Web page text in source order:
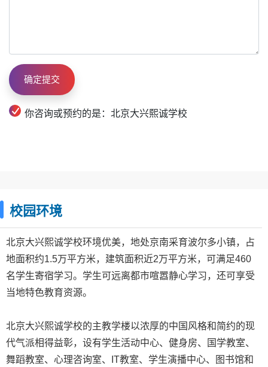
你咨询或预约的是：北京大兴熙诚学校
校园环境
北京大兴熙诚学校环境优美，地处京南采育波尔多小镇，占
地面积约1.5万平方米，建筑面积近2万平方米，可满足460
名学生寄宿学习。学生可远离都市喧嚣静心学习，还可享受
当地特色教育资源。
北京大兴熙诚学校的主教学楼以浓厚的中国风格和简约的现
代气派相得益彰，设有学生活动中心、健身房、国学教室、
舞蹈教室、心理咨询室、IT教室、学生演播中心、图书馆和